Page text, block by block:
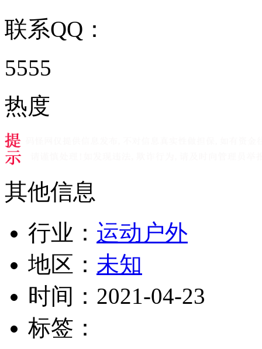
联系QQ：
5555
热度
其他信息
行业： 运动户外
地区： 未知
时间： 2021-04-23
标签：